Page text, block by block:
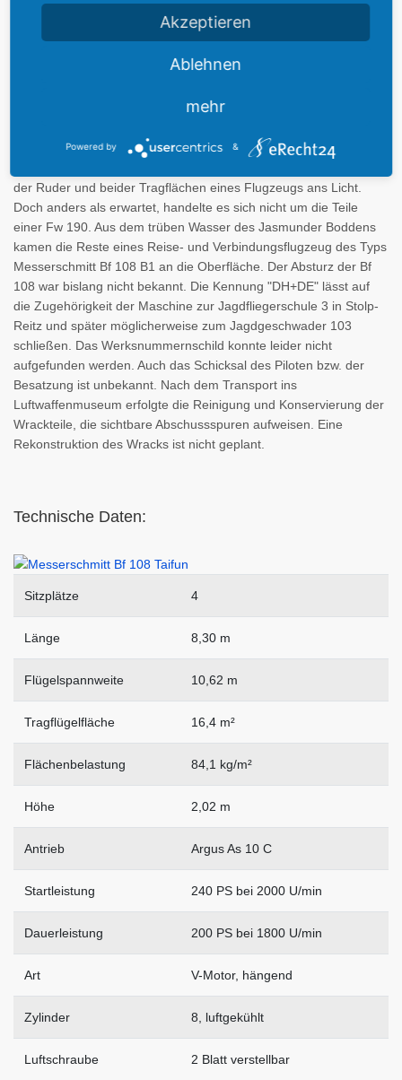
Jagdflugzeug des Typs Focke-Wulf Fw 190 abgeschossen
worden. Mehr als 60 Jahre danach regte der Bürgermeister der
die vom Luftwaffenmuseum im November 2009 mit Hilfe von
Gebirgspionierbataillons 8 aus Brannenburg durchgeführt wurde.
Tiefe geortet werden. Die anschließende Bergung brachte
der Ruder und beider Tragflächen eines Flugzeugs ans Licht.
Doch anders als erwartet, handelte es sich nicht um die Teile
einer Fw 190. Aus dem trüben Wasser des Jasmunder Boddens
kamen die Reste eines Reise- und Verbindungsflugzeug des Typs
Messerschmitt Bf 108 B1 an die Oberfläche. Der Absturz der Bf
108 war bislang nicht bekannt. Die Kennung "DH+DE" lässt auf
die Zugehörigkeit der Maschine zur Jagdfliegerschule 3 in Stolp-
Reitz und später möglicherweise zum Jagdgeschwader 103
schließen. Das Werksnummernschild konnte leider nicht
aufgefunden werden. Auch das Schicksal des Piloten bzw. der
Besatzung ist unbekannt. Nach dem Transport ins
Luftwaffenmuseum erfolgte die Reinigung und Konservierung der
Wrackteile, die sichtbare Abschussspuren aufweisen. Eine
Rekonstruktion des Wracks ist nicht geplant.
Technische Daten:
Sitzplätze 4
Länge 8,30 m
Flügelspannweite 10,62 m
Tragflügelfläche 16,4 m²
Flächenbelastung 84,1 kg/m²
Höhe 2,02 m
Antrieb Argus As 10 C
Startleistung 240 PS bei 2000 U/min
Dauerleistung 200 PS bei 1800 U/min
Art V-Motor, hängend
Zylinder 8, luftgekühlt
Luftschraube 2 Blatt verstellbar
Akzeptieren
Ablehnen
mehr
Powered by &